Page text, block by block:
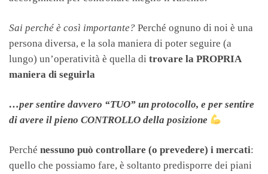
Sai perché è così importante? Perché ognuno di noi è una
persona diversa, e la sola maniera di poter seguire (a
lungo) un’operatività è quella di trovare la PROPRIA
maniera di seguirla
…per sentire davvero “TUO” un protocollo, e per sentire
di avere il pieno CONTROLLO della posizione
Perché nessuno può controllare (o prevedere) i mercati:
quello che possiamo fare, è soltanto predisporre dei piani